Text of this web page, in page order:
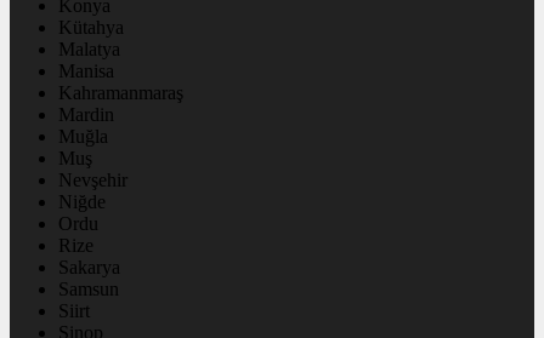
Konya
Kütahya
Malatya
Manisa
Kahramanmaraş
Mardin
Muğla
Muş
Nevşehir
Niğde
Ordu
Rize
Sakarya
Samsun
Siirt
Sinop